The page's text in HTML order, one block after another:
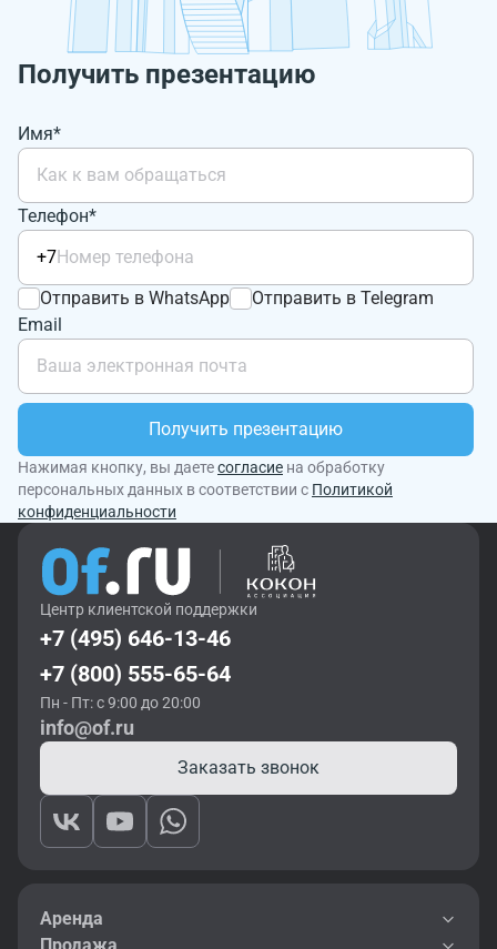
Получить презентацию
Имя*
Телефон*
+7
Отправить в WhatsApp
Отправить в Telegram
Email
Получить презентацию
Нажимая кнопку, вы даетесогласие на обработку
персональных данных в соответствии с Политикой
конфиденциальности
Центр клиентской поддержки
+7 (495) 646-13-46
+7 (800) 555-65-64
Пн - Пт: с 9:00 до 20:00
info@of.ru
Заказать звонок
Аренда